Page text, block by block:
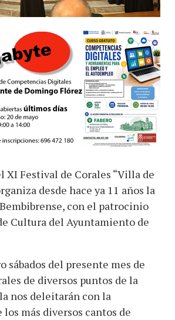
XI Festival de Corales “Villa de
desde hace ya 11 años la
con el patrocinio
Cultura del Ayuntamiento de
sábados del presente mes de
de diversos puntos de la
nos deleitarán con la
más diversos cantos de